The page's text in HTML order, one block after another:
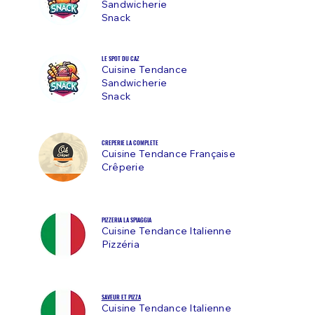
Sandwicherie
Snack
LE SPOT DU CAZ
Cuisine Tendance
Sandwicherie
Snack
CREPERIE LA COMPLETE
Cuisine Tendance Française
Crêperie
PIZZERIA LA SPIAGGIA
Cuisine Tendance Italienne
Pizzéria
SAVEUR ET PIZZA
Cuisine Tendance Italienne